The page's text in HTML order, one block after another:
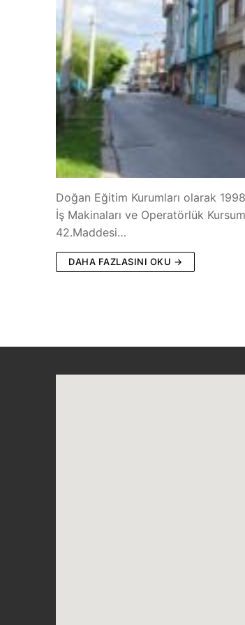
Doğan Eğitim Kurumları olarak
İş Makinaları ve Operatörlük
42.Maddesi…
DAHA FAZLASINI OKU →